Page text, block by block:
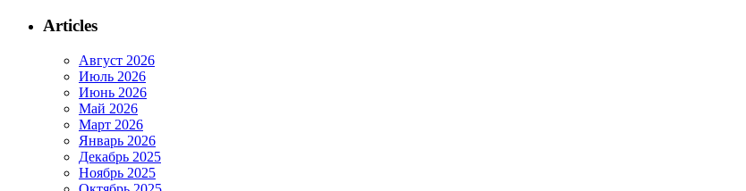
Articles
Август 2026
Июль 2026
Июнь 2026
Май 2026
Март 2026
Январь 2026
Декабрь 2025
Ноябрь 2025